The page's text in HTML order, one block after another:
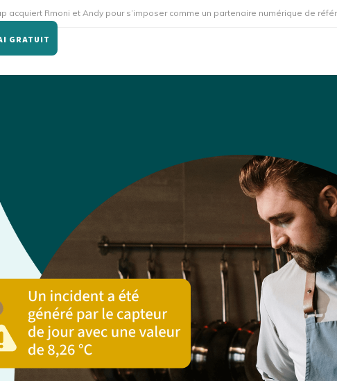
Rmoni et Andy pour s’imposer comme un partenaire numérique de référence
GRATUIT